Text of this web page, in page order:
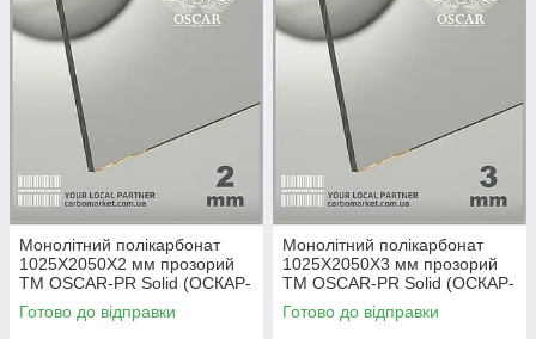
Монолітний полікарбонат
1025Х2050Х2 мм прозорий
TM OSCAR-PR Solid (ОСКАР-
Преміум) Сербія
Готово до відправки
Монолітний полікарбонат
1025Х2050Х3 мм прозорий
TM OSCAR-PR Solid (ОСКАР-
Преміум) Сербія
Готово до відправки